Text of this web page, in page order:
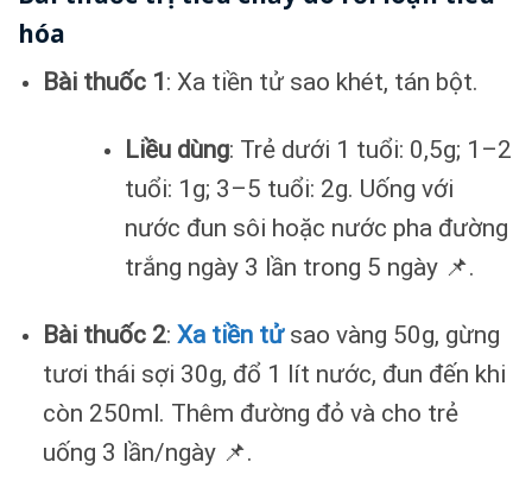
hóa
Bài thuốc 1 : Xa tiền tử sao khét, tán bột.
Liều dùng: Trẻ dưới 1 tuổi: 0,5g; 1–2
tuổi: 1g; 3–5 tuổi: 2g. Uống với
nước đun sôi hoặc nước pha đường
trắng ngày 3 lần trong 5 ngày 📌.
Bài thuốc 2: Xa tiền tửsao vàng 50g, gừng
tươi thái sợi 30g, đổ 1 lít nước, đun đến khi
còn 250ml. Thêm đường đỏ và cho trẻ
uống 3 lần/ngày 📌.